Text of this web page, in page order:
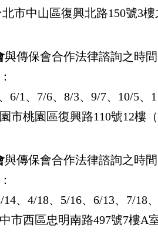
山區復興北路150號3樓之
與傳保會合作法律諮詢之時
7/6、8/3、9/7、10/5、
園區復興路110號12樓（
與傳保會合作法律諮詢之時
18、5/16、6/13、7/18、8/
區忠明南路497號7樓A室